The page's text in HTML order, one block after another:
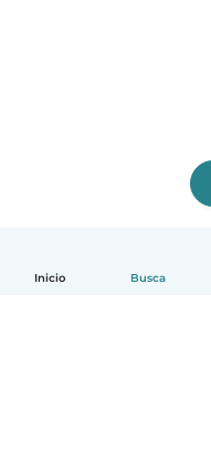
Inicio Busca